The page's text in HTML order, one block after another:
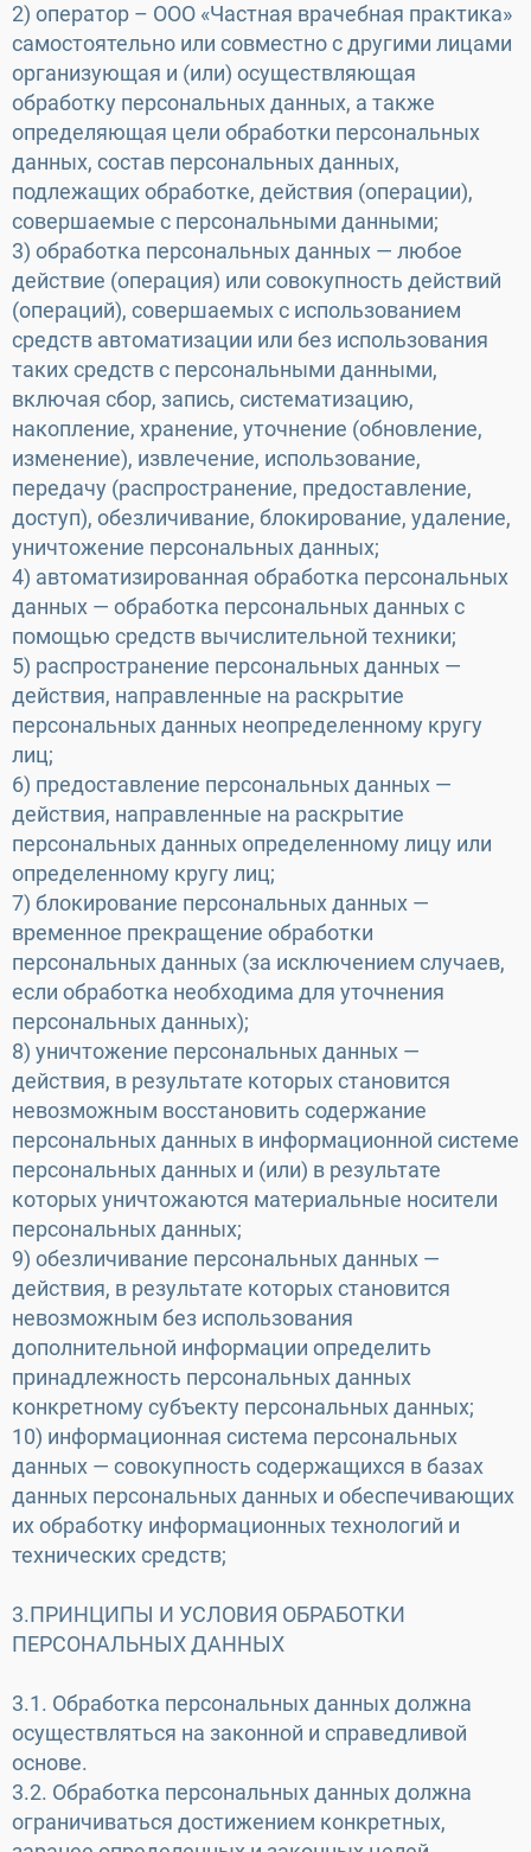
2) оператор – ООО «Частная врачебная практика»
самостоятельно или совместно с другими лицами
организующая и (или) осуществляющая
обработку персональных данных, а также
определяющая цели обработки персональных
данных, состав персональных данных,
подлежащих обработке, действия (операции),
совершаемые с персональными данными;
3) обработка персональных данных — любое
действие (операция) или совокупность действий
(операций), совершаемых с использованием
средств автоматизации или без использования
таких средств с персональными данными,
включая сбор, запись, систематизацию,
накопление, хранение, уточнение (обновление,
изменение), извлечение, использование,
передачу (распространение, предоставление,
доступ), обезличивание, блокирование, удаление,
уничтожение персональных данных;
4) автоматизированная обработка персональных
данных — обработка персональных данных с
помощью средств вычислительной техники;
5) распространение персональных данных —
действия, направленные на раскрытие
персональных данных неопределенному кругу
лиц;
6) предоставление персональных данных —
действия, направленные на раскрытие
персональных данных определенному лицу или
определенному кругу лиц;
7) блокирование персональных данных —
временное прекращение обработки
персональных данных (за исключением случаев,
если обработка необходима для уточнения
персональных данных);
8) уничтожение персональных данных —
действия, в результате которых становится
невозможным восстановить содержание
персональных данных в информационной системе
персональных данных и (или) в результате
которых уничтожаются материальные носители
персональных данных;
9) обезличивание персональных данных —
действия, в результате которых становится
невозможным без использования
дополнительной информации определить
принадлежность персональных данных
конкретному субъекту персональных данных;
10) информационная система персональных
данных — совокупность содержащихся в базах
данных персональных данных и обеспечивающих
их обработку информационных технологий и
технических средств;
3.ПРИНЦИПЫ И УСЛОВИЯ ОБРАБОТКИ
ПЕРСОНАЛЬНЫХ ДАННЫХ
3.1. Обработка персональных данных должна
осуществляться на законной и справедливой
основе.
3.2. Обработка персональных данных должна
ограничиваться достижением конкретных,